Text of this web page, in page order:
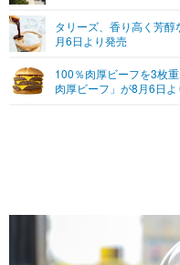
グラビア
その他
タリーズ、香り高く芳
月6日より発売
100％肉厚ビーフを3枚
肉厚ビーフ」が8月6日